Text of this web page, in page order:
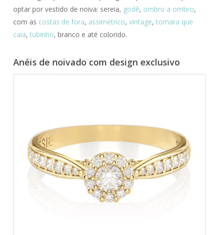
optar por vestido de noiva: sereia, godê, ombro a ombro,
com as costas de fora, assimétrico, vintage, tomara que
caia, tubinho, branco e até colorido.
Anéis de noivado com design exclusivo